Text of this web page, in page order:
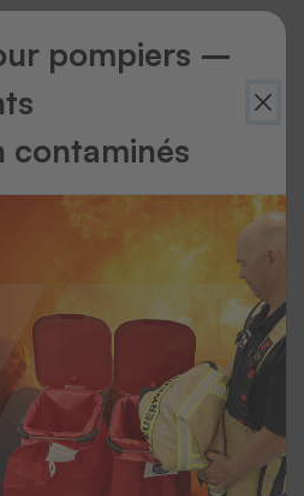
pompiers –
contaminés